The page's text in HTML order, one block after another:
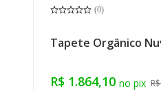
(0)
Tapete Orgânico
R$ 1.864,10